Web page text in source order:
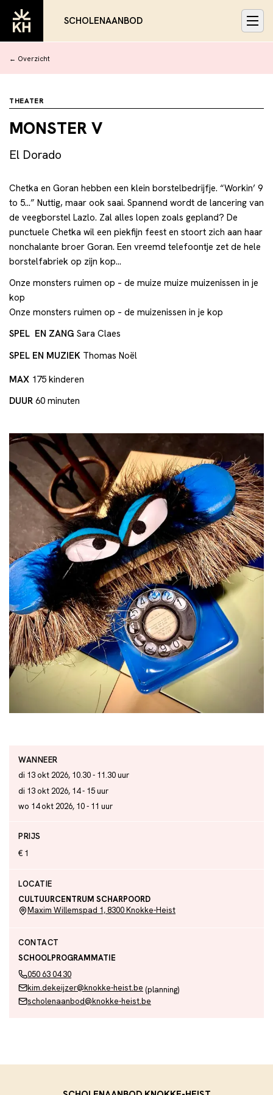
SCHOLENAANBOD
← Overzicht
THEATER
MONSTER V
El Dorado
Chetka en Goran hebben een klein borstelbedrijfje. “Workin’ 9
to 5…” Nuttig, maar ook saai. Spannend wordt de lancering van
de veegborstel Lazlo. Zal alles lopen zoals gepland? De
punctuele Chetka wil een piekfijn feest en stoort zich aan haar
nonchalante broer Goran. Een vreemd telefoontje zet de hele
borstelfabriek op zijn kop…
Onze monsters ruimen op – de muize muize muizenissen in je
kop
Onze monsters ruimen op – de muizenissen in je kop
SPEL EN ZANG Sara Claes
SPEL EN MUZIEK Thomas Noël
MAX 175 kinderen
DUUR 60 minuten
WANNEER
di 13 okt 2026, 10.30 - 11.30 uur
di 13 okt 2026, 14 - 15 uur
wo 14 okt 2026, 10 - 11 uur
PRIJS
€ 1
LOCATIE
CULTUURCENTRUM SCHARPOORD
Maxim Willemspad 1, 8300 Knokke-Heist
CONTACT
SCHOOLPROGRAMMATIE
050 63 04 30
kim.dekeijzer@knokke-heist.be (planning)
scholenaanbod@knokke-heist.be